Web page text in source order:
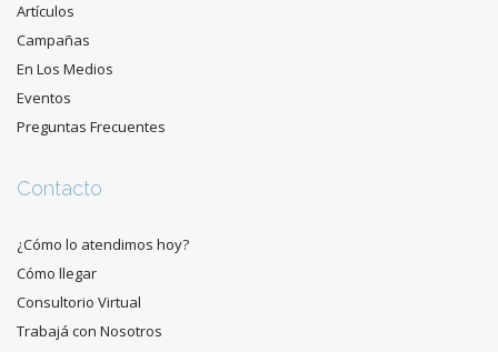
Artículos
Campañas
En Los Medios
Eventos
Preguntas Frecuentes
Contacto
¿Cómo lo atendimos hoy?
Cómo llegar
Consultorio Virtual
Trabajá con Nosotros